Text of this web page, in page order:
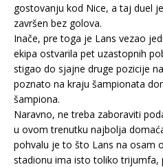
gostovanju kod Nice, a taj duel
završen bez golova.
Inače, pre toga je Lans vezao
ekipa ostvarila pet uzastopnih
stigao do sjajne druge pozicije
poznato na kraju šampionata
šampiona.
Naravno, ne treba zaboraviti
u ovom trenutku najbolja
pohvalu je to što Lans na osam
stadionu ima isto toliko trijumfa,